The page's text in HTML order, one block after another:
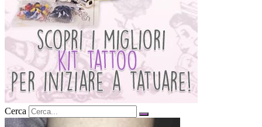
Cerca